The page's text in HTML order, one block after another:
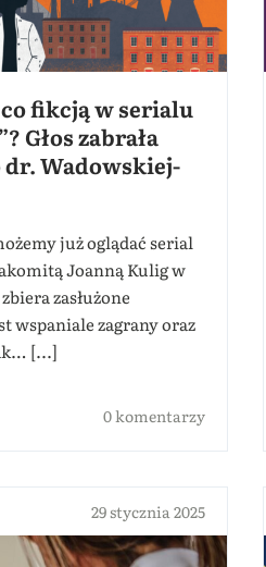
fikcją w serialu
Głos zabrała
Wadowskiej-
już oglądać serial
Joanną Kulig w
zasłużone
wspaniale zagrany oraz
[...]
0 komentarzy
29 stycznia 2025